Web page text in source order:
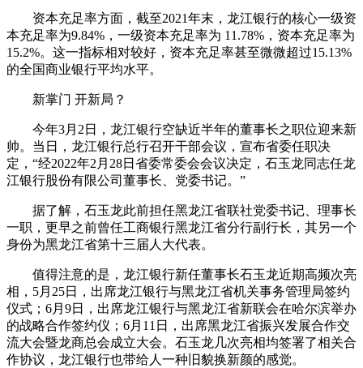
资本充足率方面，截至2021年末，龙江银行的核心一级资
本充足率为9.84%，一级资本充足率为 11.78%，资本充足率为
15.2%。这一指标相对较好，资本充足率甚至微微超过15.13%
的全国商业银行平均水平。
新掌门 开新局？
今年3月2日，龙江银行空缺近半年的董事长之职位迎来新
帅。当日，龙江银行总行召开干部会议，宣布省委任职决
定，“经2022年2月28日省委常委会会议决定，石玉龙同志任龙
江银行股份有限公司董事长、党委书记。”
据了解，石玉龙此前担任黑龙江省联社党委书记、理事长
一职，更早之前曾任工商银行黑龙江省分行副行长，其另一个
身份为黑龙江省第十三届人大代表。
值得注意的是，龙江银行新任董事长石玉龙近期高频次亮
相，5月25日，出席龙江银行与黑龙江省机关事务管理局签约
仪式；6月9日，出席龙江银行与黑龙江省新联会在哈尔滨举办
的战略合作签约仪；6月11日，出席黑龙江省振兴发展合作交
流大会暨龙商总会成立大会。石玉龙几次亮相均签署了相关合
作协议，龙江银行也带给人一种旧貌换新颜的感觉。